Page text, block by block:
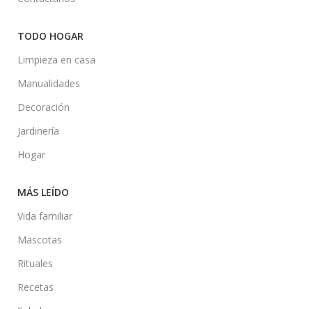
TODO HOGAR
Limpieza en casa
Manualidades
Decoración
Jardinería
Hogar
MÁS LEÍDO
Vida familiar
Mascotas
Rituales
Recetas